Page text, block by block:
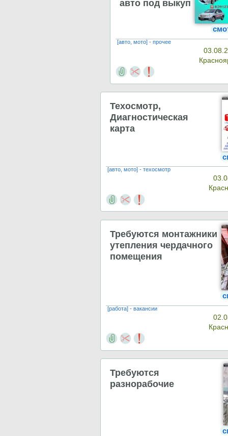
авто под выкуп
[авто, мото] - прочее
Техосмотр,
Диагностическая
карта
[авто, мото] - техосмотр
Требуются монтажники
утепления чердачного
помещения
[работа] - вакансии
Требуются
разнорабочие